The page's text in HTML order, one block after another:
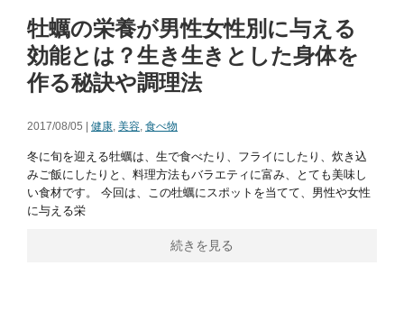
牡蠣の栄養が男性女性別に与える
効能とは？生き生きとした身体を
作る秘訣や調理法
2017/08/05 | 健康, 美容, 食べ物
冬に旬を迎える牡蠣は、生で食べたり、フライにしたり、炊き込
みご飯にしたりと、料理方法もバラエティに富み、とても美味し
い食材です。 今回は、この牡蠣にスポットを当てて、男性や女性
に与える栄
続きを見る